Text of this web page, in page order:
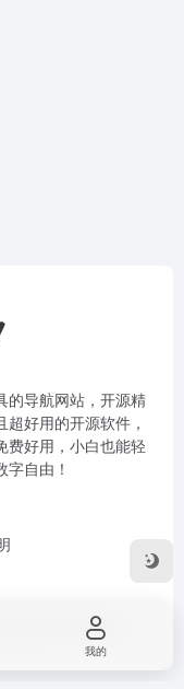
的导航网站，开源精
好用的开源软件，
费好用，小白也能轻
自由！
ICP备2024093008号-2
我的